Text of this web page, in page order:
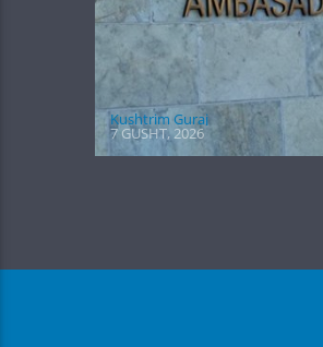
Kushtrim Guraj
7 GUSHT, 2026